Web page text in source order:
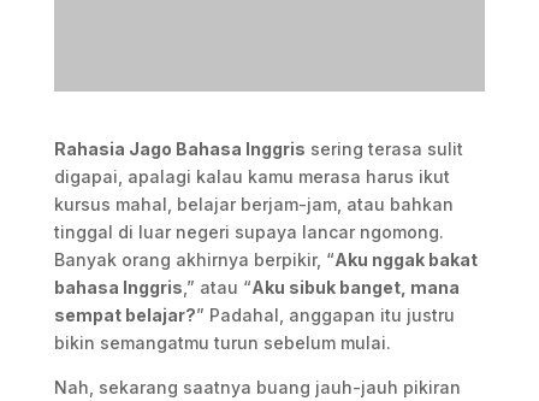
Rahasia Jago Bahasa Inggris sering terasa sulit
digapai, apalagi kalau kamu merasa harus ikut
kursus mahal, belajar berjam-jam, atau bahkan
tinggal di luar negeri supaya lancar ngomong.
Banyak orang akhirnya berpikir, “Aku nggak bakat
bahasa Inggris ,” atau “Aku sibuk banget, mana
sempat belajar?” Padahal, anggapan itu justru
bikin semangatmu turun sebelum mulai.
Nah, sekarang saatnya buang jauh-jauh pikiran